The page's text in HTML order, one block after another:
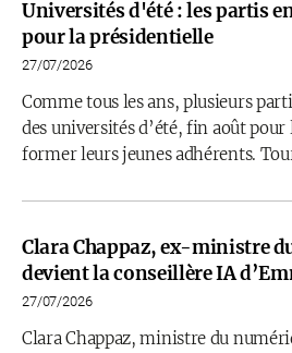
Universités d'été : les partis
pour la présidentielle
27/07/2026
Comme tous les ans, plusieurs
des universités d’été, fin août
former leurs jeunes adhérents.
Clara Chappaz, ex-ministre
devient la conseillère IA
27/07/2026
Clara Chappaz, ministre du